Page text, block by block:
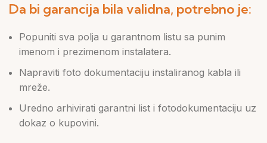
Da bi garancija bila validna, potrebno je:
Popuniti sva polja u garantnom listu sa punim
imenom i prezimenom instalatera.
Napraviti foto dokumentaciju instaliranog kabla ili
mreže.
Uredno arhivirati garantni list i fotodokumentaciju uz
dokaz o kupovini.